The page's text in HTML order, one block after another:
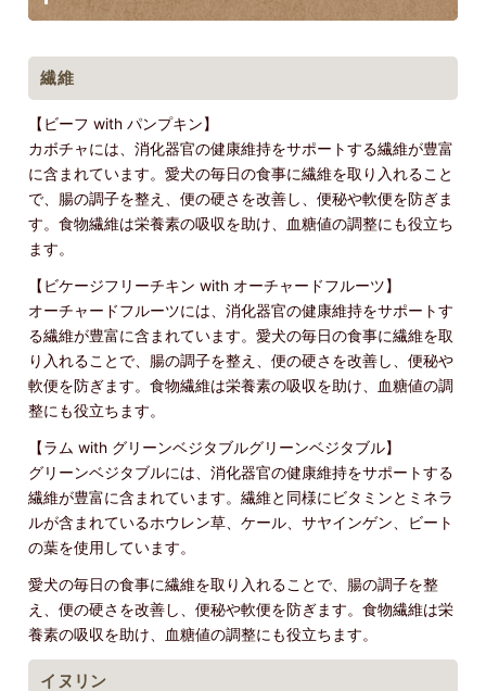
繊維
【ビーフ with パンプキン】
カボチャには、消化器官の健康維持をサポートする繊維が豊富
に含まれています。愛犬の毎日の食事に繊維を取り入れること
で、腸の調子を整え、便の硬さを改善し、便秘や軟便を防ぎま
す。食物繊維は栄養素の吸収を助け、血糖値の調整にも役立ち
ます。
【ビケージフリーチキン with オーチャードフルーツ】
オーチャードフルーツには、消化器官の健康維持をサポートす
る繊維が豊富に含まれています。愛犬の毎日の食事に繊維を取
り入れることで、腸の調子を整え、便の硬さを改善し、便秘や
軟便を防ぎます。食物繊維は栄養素の吸収を助け、血糖値の調
整にも役立ちます。
【ラム with グリーンベジタブルグリーンベジタブル】
グリーンベジタブルには、消化器官の健康維持をサポートする
繊維が豊富に含まれています。繊維と同様にビタミンとミネラ
ルが含まれているホウレン草、ケール、サヤインゲン、ビート
の葉を使用しています。
愛犬の毎日の食事に繊維を取り入れることで、腸の調子を整
え、便の硬さを改善し、便秘や軟便を防ぎます。食物繊維は栄
養素の吸収を助け、血糖値の調整にも役立ちます。
イヌリン